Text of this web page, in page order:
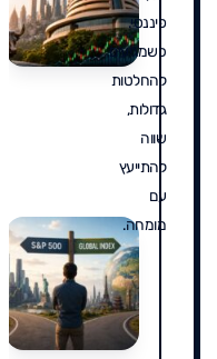
פיננסי.
כשמגיעים
להחלטות
גדולות,
שווה
להתייעץ
עם
מומחה.